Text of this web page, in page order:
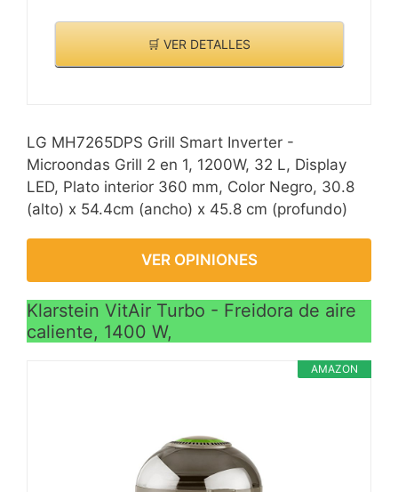
🛒 VER DETALLES
LG MH7265DPS Grill Smart Inverter -
Microondas Grill 2 en 1, 1200W, 32 L, Display
LED, Plato interior 360 mm, Color Negro, 30.8
(alto) x 54.4cm (ancho) x 45.8 cm (profundo)
VER OPINIONES
Klarstein VitAir Turbo - Freidora de aire
caliente, 1400 W,
AMAZON